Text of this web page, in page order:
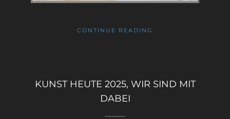
CONTINUE READING
KUNST HEUTE 2025, WIR SIND MIT
DABEI